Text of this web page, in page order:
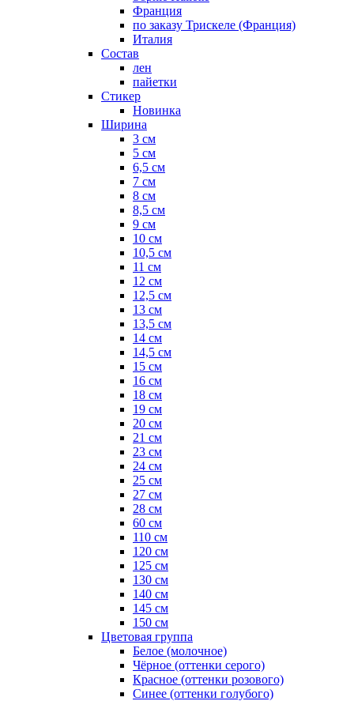
Франция
по заказу Трискеле (Франция)
Италия
Состав
лен
пайетки
Стикер
Новинка
Ширина
3 см
5 см
6,5 см
7 см
8 см
8,5 см
9 см
10 см
10,5 см
11 см
12 см
12,5 см
13 см
13,5 см
14 см
14,5 см
15 см
16 см
18 см
19 см
20 см
21 см
23 см
24 см
25 см
27 см
28 см
60 см
110 см
120 см
125 см
130 см
140 см
145 см
150 см
Цветовая группа
Белое (молочное)
Чёрное (оттенки серого)
Красное (оттенки розового)
Синее (оттенки голубого)